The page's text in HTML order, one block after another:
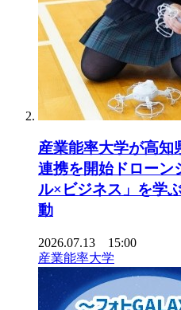
産業能率大学が高知
連携を開始ドローン
ル×ビジネス」を学
動
2026.07.13 15:00
産業能率大学